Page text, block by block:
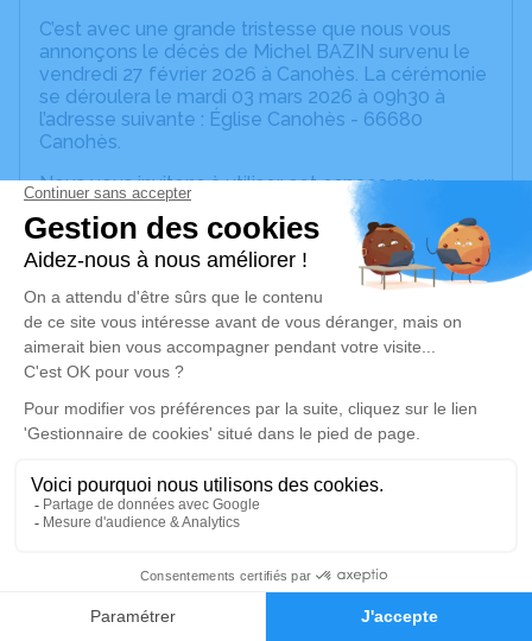
Faire-part Hommages
C’est avec une grande tristesse que nous vous
annonçons le décès de Michel BAZIN survenu le
vendredi 27 février 2026 à Canohès. La cérémonie
se déroulera le mardi 03 mars 2026 à 09h30 à
l’adresse suivante : Église Canohès - 66680
Canohès.
Nous vous invitons à utiliser cet espace pour
laisser vos condoléances, partager des photos
souvenirs, une anecdote ou exprimer vos pensées
à travers des poèmes ou des textes. Cet endroit
est un lieu d'expression dédié à honorer la
mémoire de Michel BAZIN.
Plutôt que des fleurs, Michel aurait préféré des
dons pour la recherche contre le cancer.
Je rends hommage
Cérémonie religieuse
mardi 03 mars 2026 à 09h30
66680 Canohès